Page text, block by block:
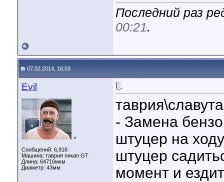
Последний раз
00:21.
07.02.2014, 16:03
Evil
♂
Сообщений: 6,916
Машина: таврия пикап GT
Длина: 64710мкм
Диаметр: 43мм
- Замена
штуцер на
штуцер
момент и